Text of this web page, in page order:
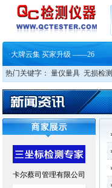
铸就AI服务器质量动脉 – 高
铸就AI服务器质量动脉 – 高
ZEISS BOSELLO ADR 让内部缺
·蔡司和亿纬锂能达成战略合作
·大牌云集 买家升级 ——26
热门关键字： 量仪量具 无损检测
卡尔蔡司管理有限公司